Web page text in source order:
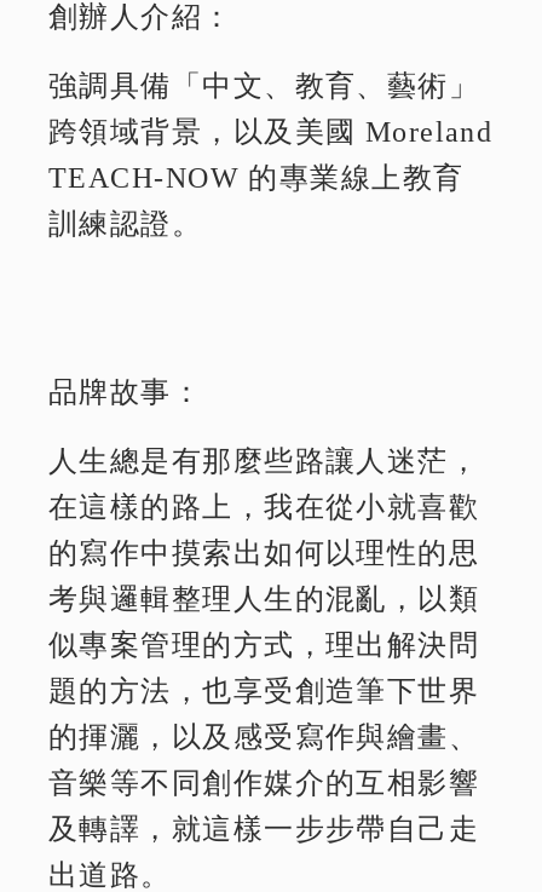
創辦人介紹：
強調具備「中文、教育、藝術」
跨領域背景，以及美國 Moreland
TEACH-NOW 的專業線上教育
訓練認證。
品牌故事：
人生總是有那麼些路讓人迷茫，
在這樣的路上，我在從小就喜歡
的寫作中摸索出如何以理性的思
考與邏輯整理人生的混亂，以類
似專案管理的方式，理出解決問
題的方法，也享受創造筆下世界
的揮灑，以及感受寫作與繪畫、
音樂等不同創作媒介的互相影響
及轉譯，就這樣一步步帶自己走
出道路。